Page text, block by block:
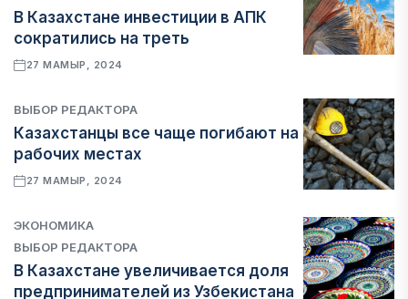
В Казахстане инвестиции в АПК
сократились на треть
27 МАМЫР, 2024
ВЫБОР РЕДАКТОРА
Казахстанцы все чаще погибают на
рабочих местах
27 МАМЫР, 2024
ЭКОНОМИКА
ВЫБОР РЕДАКТОРА
В Казахстане увеличивается доля
предпринимателей из Узбекистана